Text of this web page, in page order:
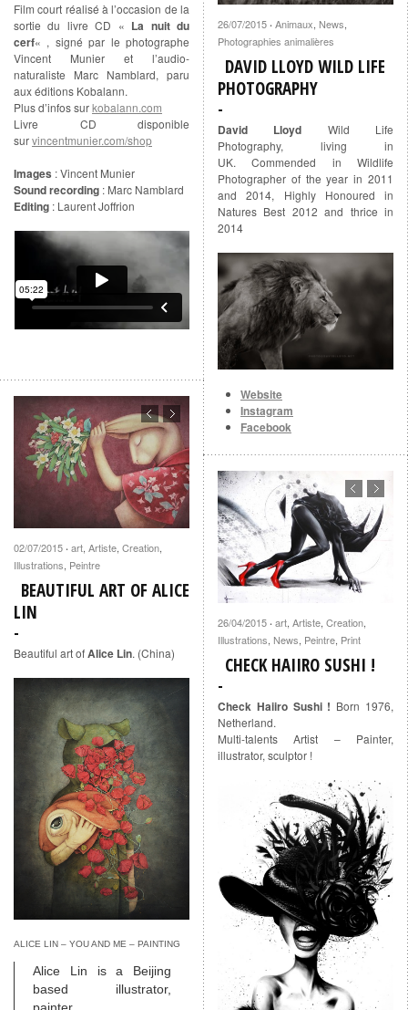
Film court réalisé à l’occasion de la
sortie du livre CD « La nuit du
cerf« , signé par le photographe
Vincent Munier et l’audio-
naturaliste Marc Namblard, paru
aux éditions Kobalann.
Plus d’infos surkobalann.com
Livre CD disponible
survincentmunier.com/shop
Images : Vincent Munier
Sound recording : Marc Namblard
Editing : Laurent Joffrion
26/07/2015 · Animaux, News,
Photographies animalières
DAVID LLOYD WILD LIFE
PHOTOGRAPHY
David Lloyd Wild Life
Photography, living in
UK. Commended in Wildlife
Photographer of the year in 2011
and 2014, Highly Honoured in
Natures Best 2012 and thrice in
2014
Website
Instagram
Facebook
02/07/2015 · art, Artiste, Creation,
Illustrations, Peintre
BEAUTIFUL ART OF ALICE
LIN
Beautiful art ofAlice Lin. (China)
ALICE LIN – YOU AND ME – PAINTING
Alice Lin is a Beijing
based illustrator,
26/04/2015 · art, Artiste, Creation,
Illustrations, News, Peintre, Print
CHECK HAIIRO SUSHI !
Check Haiiro Sushi ! Born 1976,
Netherland.
Multi-talents Artist – Painter,
illustrator, sculptor !